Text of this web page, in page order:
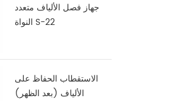
جهاز فصل الألياف متعدد
النواة S-22
الاستقطاب الحفاظ على
الألياف (بعد الظهر)